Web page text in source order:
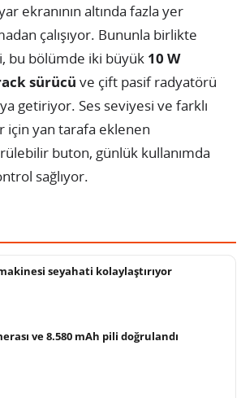
ekranının altında fazla yer
çalışıyor. Bununla birlikte
bu bölümde iki büyük 10 W
sürücü ve çift pasif radyatörü
getiriyor. Ses seviyesi ve farklı
için yan tarafa eklenen
buton, günlük kullanımda
sağlıyor.
seyahati kolaylaştırıyor
ve 8.580 mAh pili doğrulandı